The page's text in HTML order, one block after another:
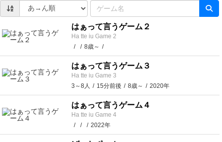
はぁって言うゲーム２
Ha tte iu Game 2
8歳～
はぁって言うゲーム３
Ha tte iu Game 3
3～8人
15分前後 8歳～ 2020年
はぁって言うゲーム４
Ha tte iu Game 4
2022年